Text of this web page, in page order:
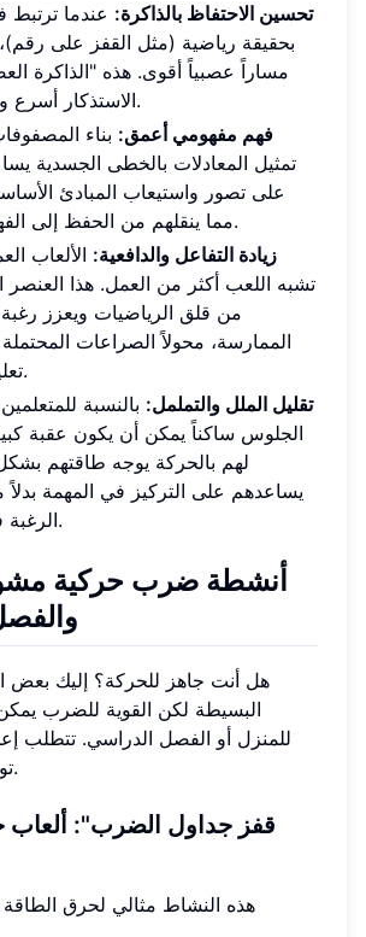
تحسين الاحتفاظ بالذاكرة: عندما
بحقيقة رياضية (مثل القفز على رقم)،
مساراً عصبياً أقوى. هذه "الذاكرة
الاستذكار أسرع وأكثر تلقائية.
فهم مفهومي أعمق: بناء
تمثيل المعادلات بالخطى الجسدية
على تصور واستيعاب المبادئ
مما ينقلهم من الحفظ إلى الفهم الحقيقي.
زيادة التفاعل والدافعية: الألعاب
تشبه اللعب أكثر من العمل. هذا العنصر
من قلق الرياضيات ويعزز
الممارسة، محولاً الصراعات
تعليمية إيجابية.
تقليل الملل والتململ: بالنسبة
الجلوس ساكناً يمكن أن يكون عقبة
لهم بالحركة يوجه طاقتهم
يساعدهم على التركيز في المهمة
الرغبة في التململ.
أنشطة ضرب حركية
هل أنت جاهز للحركة؟ إليك بعض
البسيطة لكن القوية للضرب يمكن
للمنزل أو الفصل الدراسي. تتطلب
توفر تفاعلاً أقصى.
هذه النشاط مثالي لحرق